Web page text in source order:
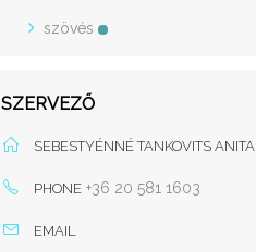
szövés
SZERVEZŐ
SEBESTYÉNNÉ TANKOVITS ANITA
PHONE +36 20 581 1603
EMAIL